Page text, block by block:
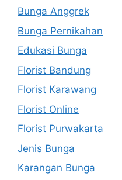
Bunga Anggrek
Bunga Pernikahan
Edukasi Bunga
Florist Bandung
Florist Karawang
Florist Online
Florist Purwakarta
Jenis Bunga
Karangan Bunga